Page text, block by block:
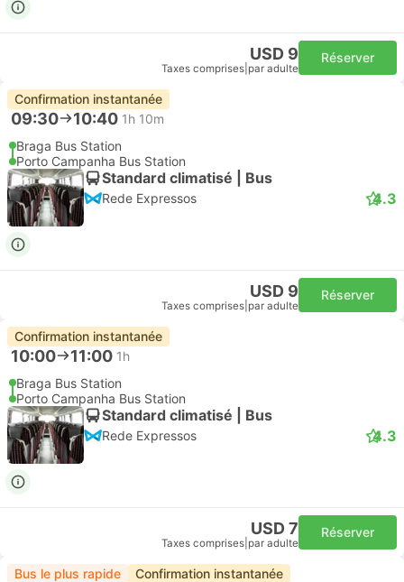
USD 9
Taxes comprises par adulte
Réserver
Confirmation instantanée
09:30 10:40 1h 10m
Braga Bus Station
Porto Campanha Bus Station
Standard climatisé | Bus
Rede Expressos 4.3
USD 9
Taxes comprises par adulte
Réserver
Confirmation instantanée
10:00 11:00 1h
Braga Bus Station
Porto Campanha Bus Station
Standard climatisé | Bus
Rede Expressos 4.3
USD 7
Taxes comprises par adulte
Réserver
Bus le plus rapide Confirmation instantanée